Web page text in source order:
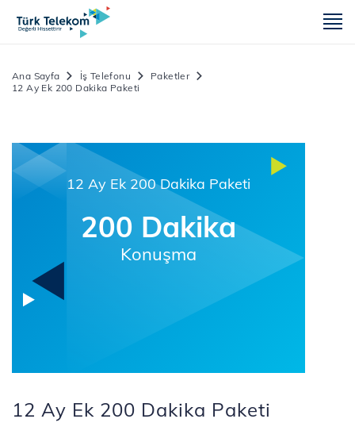
Ana Sayfa İş Telefonu
Paketler
12 Ay Ek 200 Dakika Paketi
12 Ay Ek 200 Dakika Paketi
200 Dakika
Konuşma
12 Ay Ek 200 Dakika Paketi